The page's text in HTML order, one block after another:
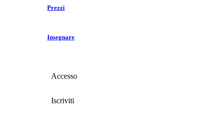
Prezzi
Insegnare
Accesso
Iscriviti